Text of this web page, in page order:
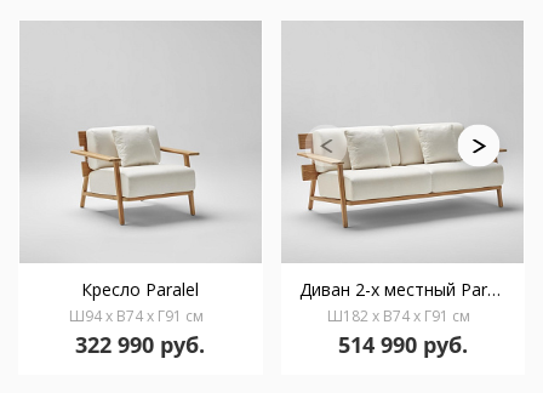
Кресло Paralel
Ш94 x В74 x Г91 см
322 990 руб.
Диван 2-х местный Paralel
Ш182 x В74 x Г91 см
514 990 руб.